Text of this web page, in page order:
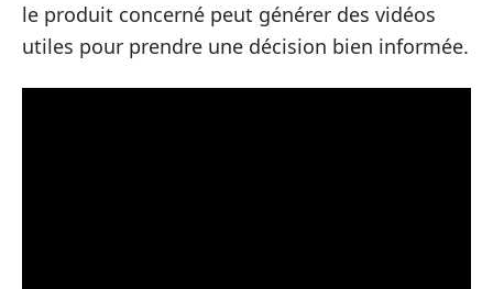
le produit concerné peut générer des vidéos
utiles pour prendre une décision bien informée.